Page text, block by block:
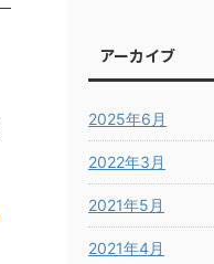
アーカイブ
2025年6月
2022年3月
2021年5月
2021年4月